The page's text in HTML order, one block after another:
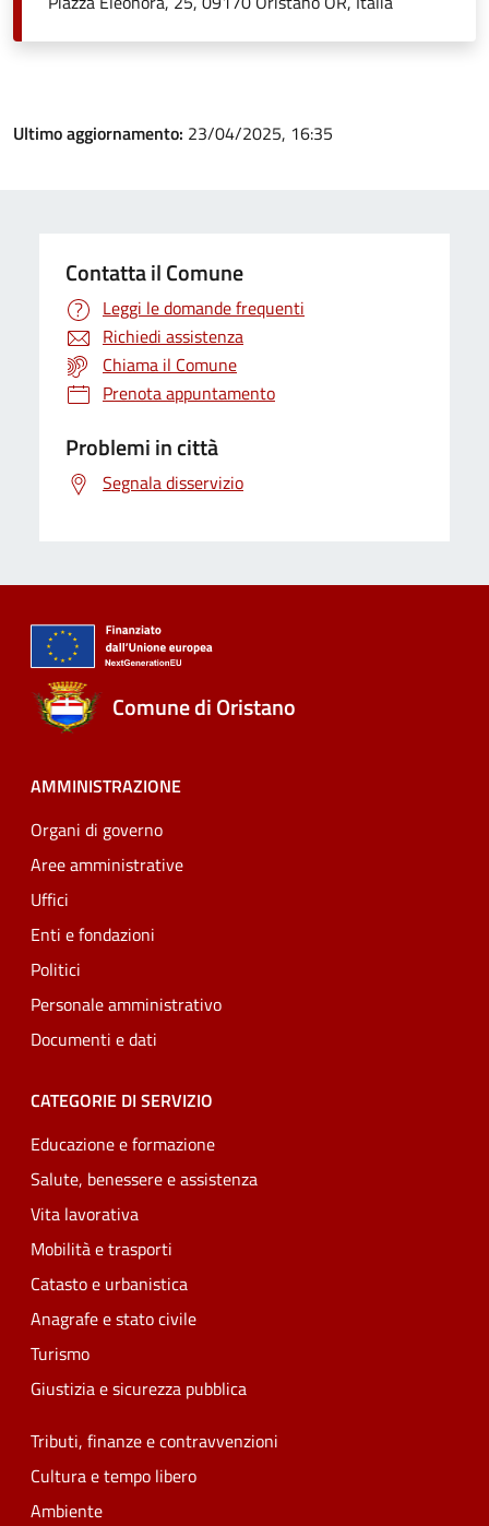
Ultimo aggiornamento: 23/04/2025, 16:35
Contatta il Comune
Leggi le domande frequenti
Richiedi assistenza
Chiama il Comune
Prenota appuntamento
Problemi in città
Segnala disservizio
Comune di Oristano
AMMINISTRAZIONE
Organi di governo
Aree amministrative
Uffici
Enti e fondazioni
Politici
Personale amministrativo
Documenti e dati
CATEGORIE DI SERVIZIO
Educazione e formazione
Salute, benessere e assistenza
Vita lavorativa
Mobilità e trasporti
Catasto e urbanistica
Anagrafe e stato civile
Turismo
Giustizia e sicurezza pubblica
Tributi, finanze e contravvenzioni
Cultura e tempo libero
Ambiente